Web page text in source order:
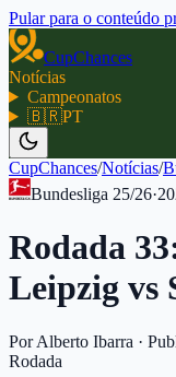
Pular para o conteúdo
CupChances
Notícias
Campeonatos
🇧🇷PT
CupChances/Notícias/
Bundesliga 25/26·
Rodada
Leipzig vs
Por Alberto Ibarra ·
Rodada